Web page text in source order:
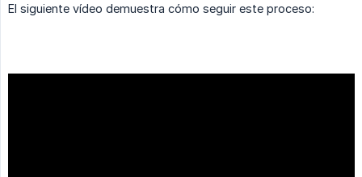
El siguiente vídeo demuestra cómo seguir este proceso: